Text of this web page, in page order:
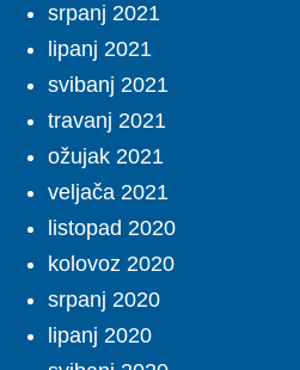
srpanj 2021
lipanj 2021
svibanj 2021
travanj 2021
ožujak 2021
veljača 2021
listopad 2020
kolovoz 2020
srpanj 2020
lipanj 2020